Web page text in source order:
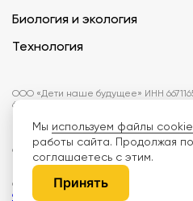
Биология и экология
Технология
ООО «Дети наше будущее» ИНН
667101001 БИК 046577674
Информация на сайте не является
могут отличаться от поставляемых
собой право изменить цены и
предварительного уведомления
качество поставляемой продукции.
сайт лучше. Пользуясь сайтом, вы
обработки персональных данных и
Мы используем файлы cookie
работы сайта. Продолжая
соглашаетесь с этим.
Принять